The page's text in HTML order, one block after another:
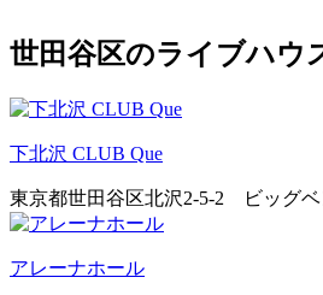
世田谷区のライブハウ
下北沢 CLUB Que
東京都世田谷区北沢2-5-2 ビッグベ
アレーナホール